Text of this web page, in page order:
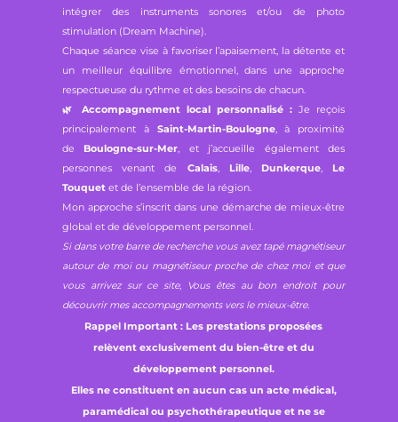
intégrer des instruments sonores et/ou de photo
stimulation (Dream Machine).
Chaque séance vise à favoriser l’apaisement, la détente et
un meilleur équilibre émotionnel, dans une approche
respectueuse du rythme et des besoins de chacun.
🌿
Accompagnement local personnalisé : Je reçois
principalement à Saint-Martin-Boulogne, à proximité
de Boulogne-sur-Mer, et j’accueille également des
personnes venant de Calais, Lille, Dunkerque, Le
Touquet et de l’ensemble de la région.
Mon approche s’inscrit dans une démarche de mieux-être
global et de développement personnel.
Si dans votre barre de recherche vous avez tapé magnétiseur
autour de moi ou magnétiseur proche de chez moi et que
vous arrivez sur ce site, Vous êtes au bon endroit pour
découvrir mes accompagnements vers le mieux-être.
Rappel Important : Les prestations proposées
relèvent exclusivement du bien-être et du
développement personnel.
Elles ne constituent en aucun cas un acte médical,
paramédical ou psychothérapeutique et ne se